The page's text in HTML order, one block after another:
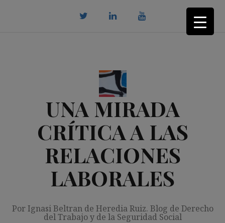
UNA MIRADA
CRÍTICA A LAS
RELACIONES
LABORALES
Por Ignasi Beltran de Heredia Ruiz. Blog de Derecho
del Trabajo y de la Seguridad Social